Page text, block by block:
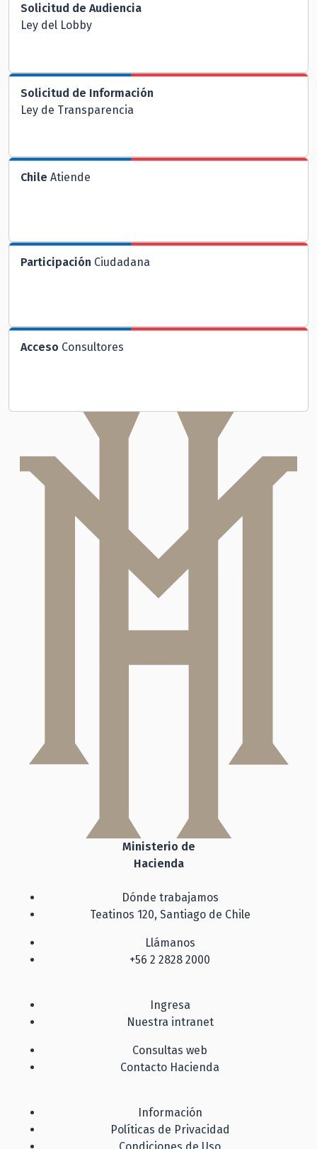
Solicitud de Audiencia
Ley del Lobby
Solicitud de Información
Ley de Transparencia
Chile Atiende
Participación Ciudadana
Acceso Consultores
Ministerio de
Hacienda
Dónde trabajamos
Teatinos 120, Santiago de Chile
Llámanos
+56 2 2828 2000
Ingresa
Nuestra intranet
Consultas web
Contacto Hacienda
Información
Políticas de Privacidad